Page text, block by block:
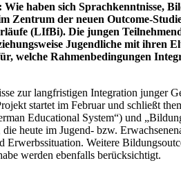
haben sich Sprachkenntnisse,
Zentrum der neuen Outcome-
(LIfBi). Die jungen
Jugendliche mit ihren
welche Rahmenbedingungen
zur langfristigen Integration junger
startet im Februar und schließt
Educational System“) und
heute im Jugend- bzw.
Weitere
werden ebenfalls berücksichtigt.